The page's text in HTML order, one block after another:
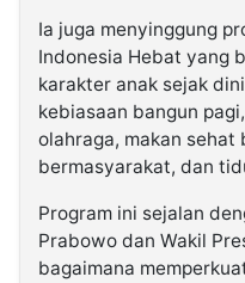
Ia juga menyinggung
Indonesia Hebat yang
karakter anak sejak
kebiasaan bangun
olahraga, makan sehat
bermasyarakat, dan
Program ini sejalan
Prabowo dan Wakil
bagaimana